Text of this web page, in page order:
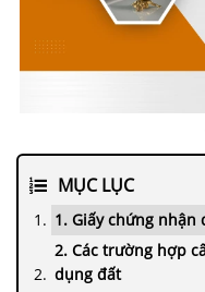
MỤC LỤC
1. Giấy chứng
2. Các trường hợp
dụng đất